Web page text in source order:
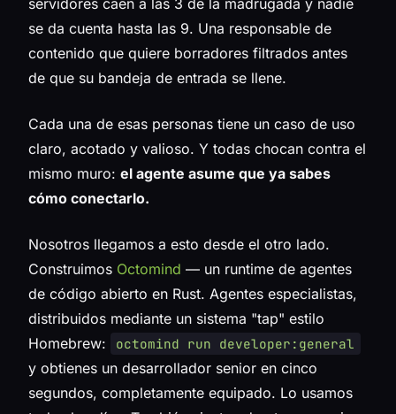
se da cuenta hasta las 9. Una responsable de
contenido que quiere borradores filtrados antes
de que su bandeja de entrada se llene.
Cada una de esas personas tiene un caso de uso
claro, acotado y valioso. Y todas chocan contra el
mismo muro: el agente asume que ya sabes
cómo conectarlo.
Nosotros llegamos a esto desde el otro lado.
Construimos Octomind — un runtime de agentes
de código abierto en Rust. Agentes especialistas,
distribuidos mediante un sistema "tap" estilo
Homebrew:
octomind run developer:general
y obtienes un desarrollador senior en cinco
segundos, completamente equipado. Lo usamos